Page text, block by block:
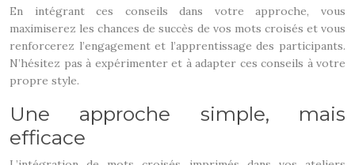
En intégrant ces conseils dans votre approche, vous
maximiserez les chances de succès de vos mots croisés et vous
renforcerez l’engagement et l’apprentissage des participants.
N’hésitez pas à expérimenter et à adapter ces conseils à votre
propre style.
Une approche simple, mais
efficace